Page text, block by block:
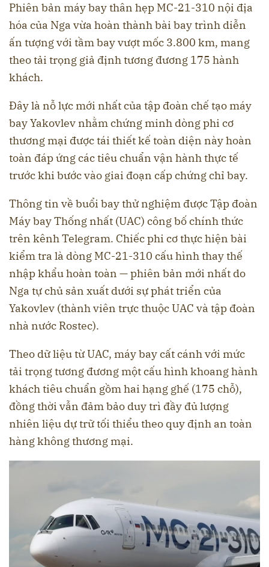
Phiên bản máy bay thân hẹp MC-21-310 nội địa
hóa của Nga vừa hoàn thành bài bay trình diễn
ấn tượng với tầm bay vượt mốc 3.800 km, mang
theo tải trọng giả định tương đương 175 hành
khách.
Đây là nỗ lực mới nhất của tập đoàn chế tạo máy
bay Yakovlev nhằm chứng minh dòng phi cơ
thương mại được tái thiết kế toàn diện này hoàn
toàn đáp ứng các tiêu chuẩn vận hành thực tế
trước khi bước vào giai đoạn cấp chứng chỉ bay.
Thông tin về buổi bay thử nghiệm được Tập đoàn
Máy bay Thống nhất (UAC) công bố chính thức
trên kênh Telegram. Chiếc phi cơ thực hiện bài
kiểm tra là dòng MC-21-310 cấu hình thay thế
nhập khẩu hoàn toàn — phiên bản mới nhất do
Nga tự chủ sản xuất dưới sự phát triển của
Yakovlev (thành viên trực thuộc UAC và tập đoàn
nhà nước Rostec).
Theo dữ liệu từ UAC, máy bay cất cánh với mức
tải trọng tương đương một cấu hình khoang hành
khách tiêu chuẩn gồm hai hạng ghế (175 chỗ),
đồng thời vẫn đảm bảo duy trì đầy đủ lượng
nhiên liệu dự trữ tối thiểu theo quy định an toàn
hàng không thương mại.